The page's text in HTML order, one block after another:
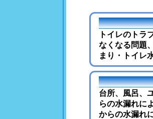
トイレのトラ
なくなる問題
まり・トイレ
台所、風呂、
らの水漏れに
からの水漏れ